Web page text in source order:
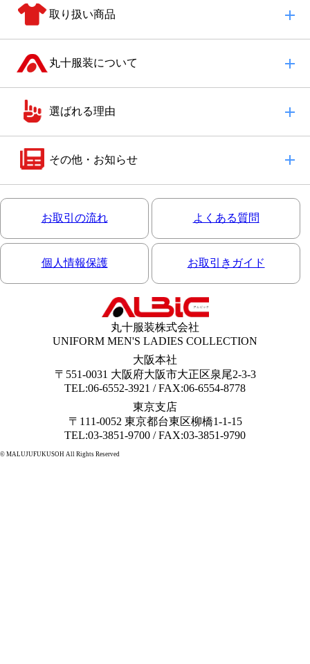
取り扱い商品
丸十服装について
選ばれる理由
その他・お知らせ
お取引の流れ よくある質問
個人情報保護 お取引きガイド
丸十服装株式会社
UNIFORM MEN'S LADIES COLLECTION
大阪本社
〒551-0031 大阪府大阪市大正区泉尾2-3-3
TEL:06-6552-3921 / FAX:06-6554-8778
東京支店
〒111-0052 東京都台東区柳橋1-1-15
TEL:03-3851-9700 / FAX:03-3851-9790
© MALUJUFUKUSOH All Rights Reserved